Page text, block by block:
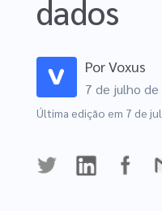
GA4
Exclusivo
Black Friday
dados
PorVoxus
7 de julho de
Última edição em 7 de